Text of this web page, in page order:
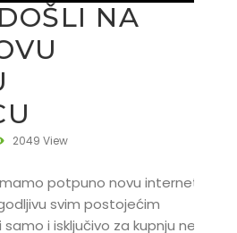
NA
2049 View
potpuno novu internet
svim postojećim
i isključivo za kupnju nego